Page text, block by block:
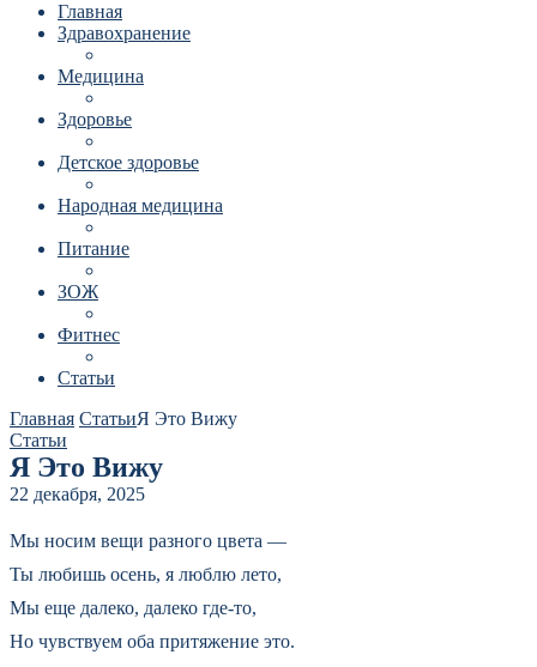
Главная
Здравохранение
Медицина
Здоровье
Детское здоровье
Народная медицина
Питание
ЗОЖ
Фитнес
Статьи
Главная СтатьиЯ Это Вижу
Статьи
Я Это Вижу
22 декабря, 2025
Мы носим вещи разного цвета —
Ты любишь осень, я люблю лето,
Мы еще далеко, далеко где-то,
Но чувствуем оба притяжение это.